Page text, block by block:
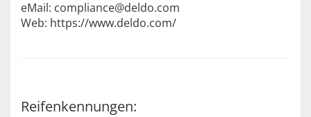
eMail: compliance@deldo.com
Web: https://www.deldo.com/
Reifenkennungen: